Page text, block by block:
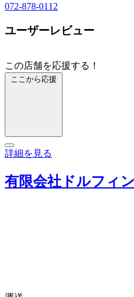
072-878-0112
ユーザーレビュー
この店舗を応援する！
ここから応援
詳細を見る
有限会社ドルフィ